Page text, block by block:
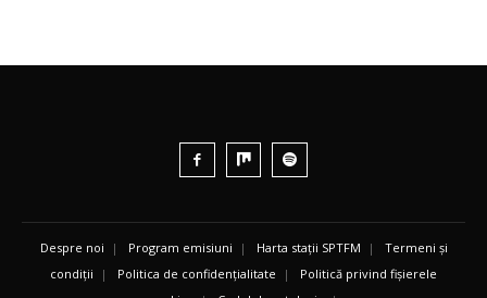
Despre noi | Program emisiuni | Harta stații SPTFM | Termeni și
condiții | Politica de confidențialitate | Politică privind fișierele